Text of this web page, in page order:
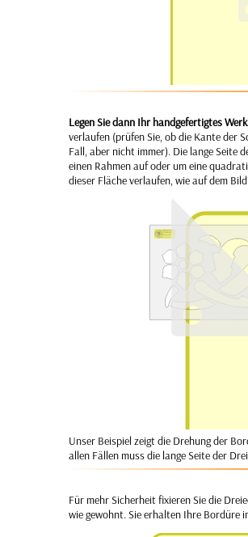
Legen Sie dann Ihr handgefertigtes
verlaufen (prüfen Sie, ob die Kante der
Fall, aber nicht immer). Die lange Seite
einen Rahmen auf oder um eine
dieser Fläche verlaufen, wie auf dem
Unser Beispiel zeigt die Drehung der
allen Fällen muss die lange Seite der
Für mehr Sicherheit fixieren Sie die
wie gewohnt. Sie erhalten Ihre Bordüre